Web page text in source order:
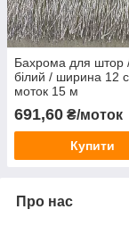
Бахрома для штор /
білий / ширина 12
моток 15 м
691,60 ₴/моток
Купити
Про нас